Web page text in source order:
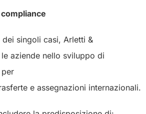
dei singoli casi, Arletti &
aziende nello sviluppo di
e assegnazioni internazionali.